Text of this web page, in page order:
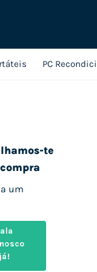
PC
te
um
já!